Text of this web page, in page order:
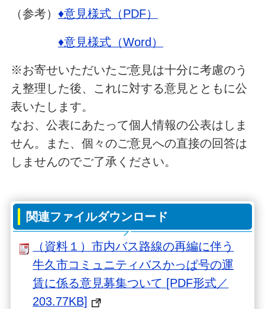
（参考） ♦意見様式（PDF）
♦意見様式（Word）
※お寄せいただいたご意見は十分に考慮のう
え整理した後、これに対する意見とともに公
表いたします。
なお、公表にあたって個人情報の公表はしま
せん。また、個々のご意見への直接の回答は
しませんのでご了承ください。
関連ファイルダウンロード
（資料１）市内バス路線の再編に伴う
牛久市コミュニティバスかっぱ号の運
賃に係る意見募集ついて [PDF形式／
203.77KB]